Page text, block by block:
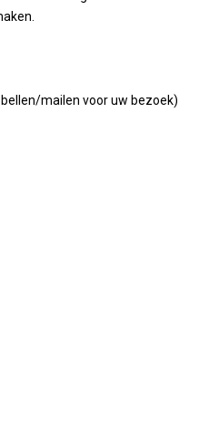
mailen voor uw bezoek)